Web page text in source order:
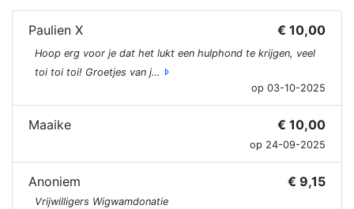
Paulien X € 10,00
Hoop erg voor je dat het lukt een hulphond te krijgen, veel
toi toi toi! Groetjes van j…
op 03-10-2025
Maaike € 10,00
op 24-09-2025
Anoniem € 9,15
Vrijwilligers Wigwamdonatie